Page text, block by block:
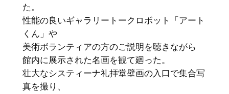
た。
性能の良いギャラリートークロボット「アート
くん」や
美術ボランティアの方のご説明を聴きながら
館内に展示された名画を観て廻った。
壮大なシスティーナ礼拝堂壁画の入口で集合写
真を撮り、